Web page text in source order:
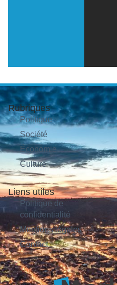
Rubriques
Politique
Société
Économie
Culture
Liens utiles
Politique de
confidentialité
Mentions légales
Contact